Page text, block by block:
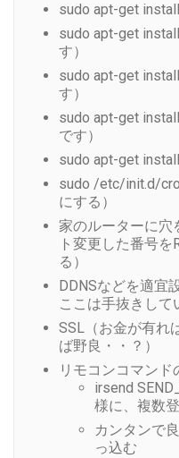
sudo apt-get
sudo apt-get
す）
sudo apt-get
す）
sudo apt-get
です）
sudo apt-get
sudo /etc/init.d/
にする）
家のルーターに穴
ト変更した番号
る）
DDNSなどを適宜
ここは手抜きして
SSL（お金が有れ
ば野良・・？）
リモコンコマンド
irsend
様に、複数
カンタンで
っ込む